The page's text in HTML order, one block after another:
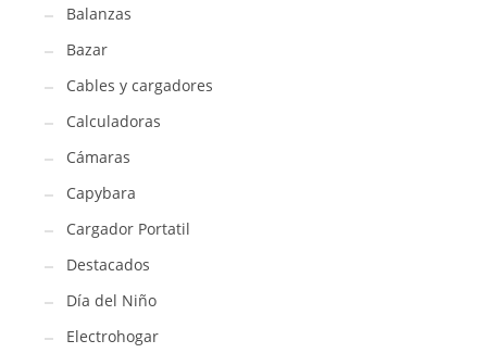
Balanzas
Bazar
Cables y cargadores
Calculadoras
Cámaras
Capybara
Cargador Portatil
Destacados
Día del Niño
Electrohogar